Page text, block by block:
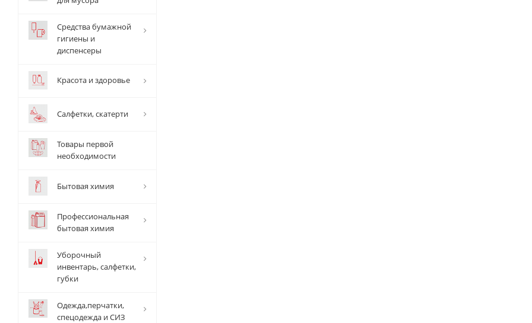
Средства бумажной
гигиены и
диспенсеры
Красота и здоровье
Салфетки, скатерти
Товары первой
необходимости
Бытовая химия
Профессиональная
бытовая химия
Уборочный
инвентарь, салфетки,
губки
Одежда,перчатки,
спецодежда и СИЗ